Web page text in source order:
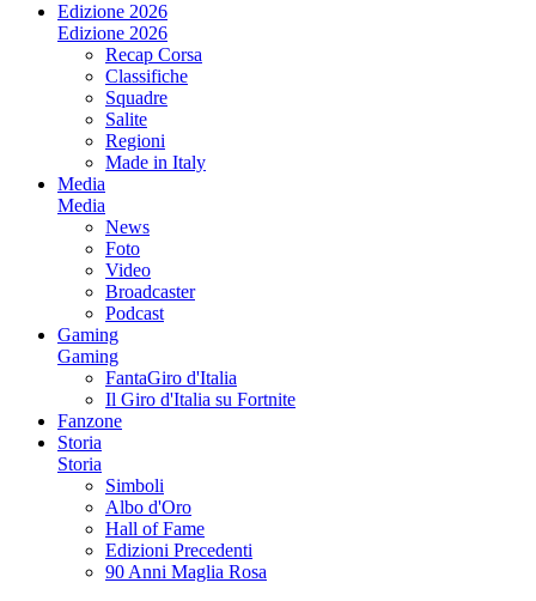
Edizione 2026
Edizione 2026
Recap Corsa
Classifiche
Squadre
Salite
Regioni
Made in Italy
Media
Media
News
Foto
Video
Broadcaster
Podcast
Gaming
Gaming
FantaGiro d'Italia
Il Giro d'Italia su Fortnite
Fanzone
Storia
Storia
Simboli
Albo d'Oro
Hall of Fame
Edizioni Precedenti
90 Anni Maglia Rosa